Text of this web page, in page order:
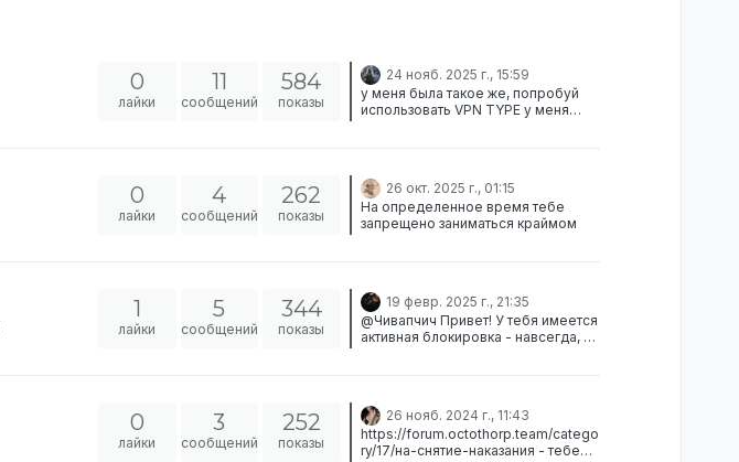
0
лайки
11
сообщений
584
показы
24 нояб. 2025 г., 15:59
у меня была такое же, попробуй
использовать VPN TYPE у меня
0
лайки
4
сообщений
262
показы
26 окт. 2025 г., 01:15
На определенное время тебе
запрещено заниматься краймом
1
лайки
5
сообщений
344
показы
19 февр. 2025 г., 21:35
@Чивапчич Привет! У тебя имеется
активная блокировка - навсегда, за
ry/35/на-снятие-наказания
0
лайки
3
сообщений
252
показы
26 нояб. 2024 г., 11:43
https://forum.octothorp.team/catego
ry/17/на-снятие-наказания - тебе